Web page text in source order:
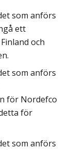
som anförs
ett
och
som anförs
för Nordefco
för
som anförs